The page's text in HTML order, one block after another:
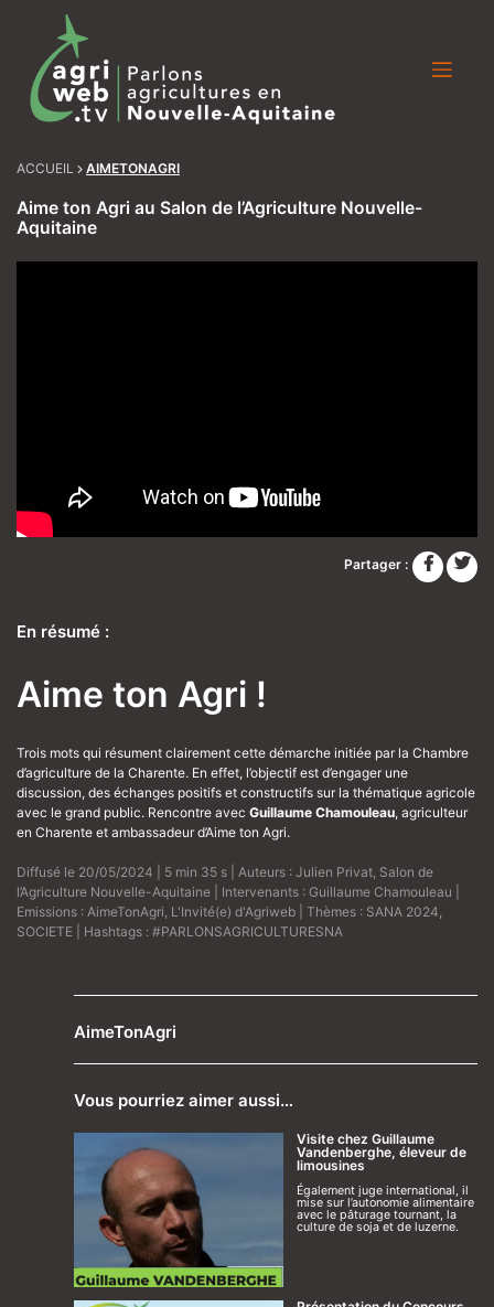
ACCUEIL AIMETONAGRI
Aime ton Agri au Salon de l’Agriculture Nouvelle-
Aquitaine
Partager :
En résumé :
Aime ton Agri !
Trois mots qui résument clairement cette démarche initiée par la Chambre
d’agriculture de la Charente. En effet, l’objectif est d’engager une
discussion, des échanges positifs et constructifs sur la thématique agricole
avec le grand public. Rencontre avec Guillaume Chamouleau, agriculteur
en Charente et ambassadeur d’Aime ton Agri.
Diffusé le 20/05/2024 | 5 min 35 s | Auteurs : Julien Privat Salon de
l’Agriculture Nouvelle-Aquitaine | Intervenants : Guillaume Chamouleau
Emissions : AimeTonAgri L'Invité(e) d'Agriweb | Thèmes : SANA 2024
SOCIETE | Hashtags : #PARLONSAGRICULTURESNA
AimeTonAgri
Vous pourriez aimer aussi…
Visite chez Guillaume
Vandenberghe, éleveur de
limousines
Également juge international, il
mise sur l’autonomie alimentaire
avec le pâturage tournant, la
culture de soja et de luzerne.